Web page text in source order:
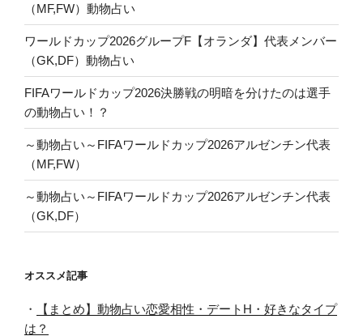
（MF,FW）動物占い
ワールドカップ2026グループF【オランダ】代表メンバー
（GK,DF）動物占い
FIFAワールドカップ2026決勝戦の明暗を分けたのは選手
の動物占い！？
～動物占い～FIFAワールドカップ2026アルゼンチン代表
（MF,FW）
～動物占い～FIFAワールドカップ2026アルゼンチン代表
（GK,DF）
オススメ記事
・
【まとめ】動物占い恋愛相性・デートH・好きなタイプ
は？